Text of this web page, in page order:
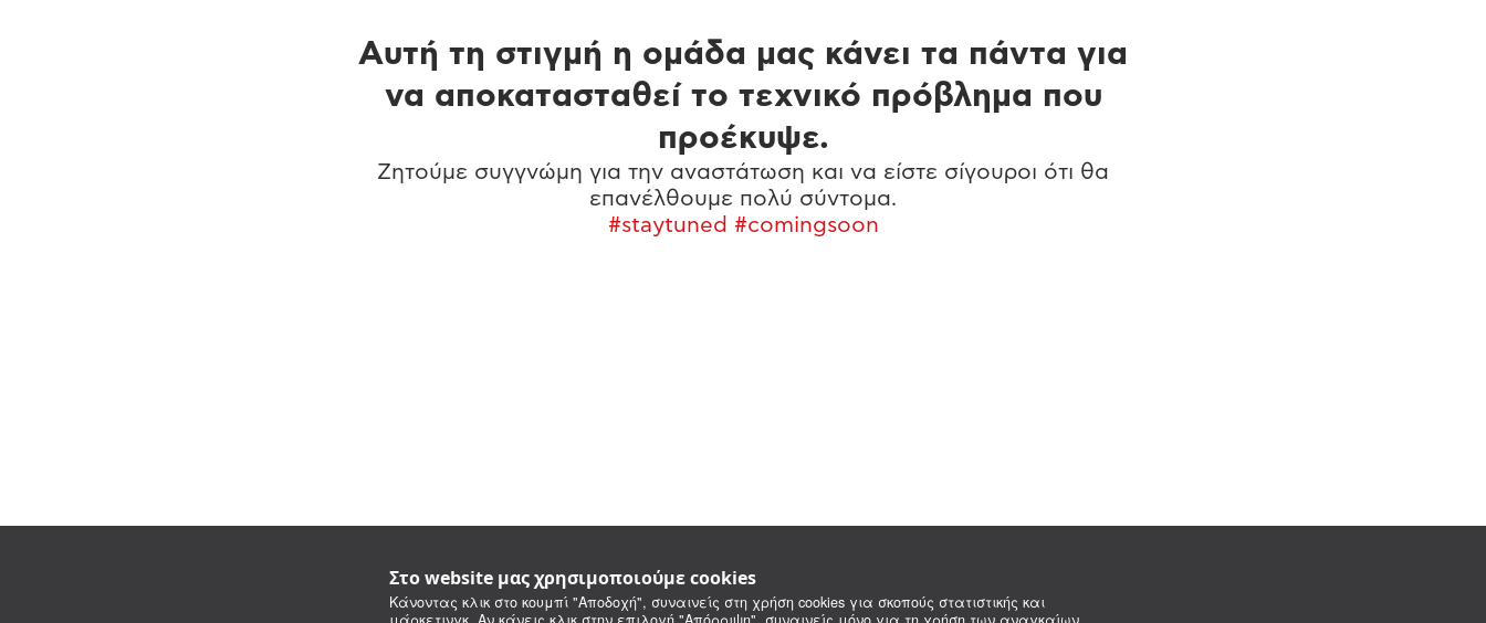
Στο website μας χρησιμοποιούμε cookies
Κάνοντας κλικ στο κουμπί "Αποδοχή", συναινείς στη χρήση cookies για σκοπούς στατιστικής και
Αυτή τη στιγμή η ομάδα μας κάνει τα πάντα για
να αποκατασταθεί το τεχνικό πρόβλημα που
προέκυψε.
Ζητούμε συγγνώμη για την αναστάτωση και να είστε σίγουροι ότι θα
επανέλθουμε πολύ σύντομα.
#staytuned #comingsoon